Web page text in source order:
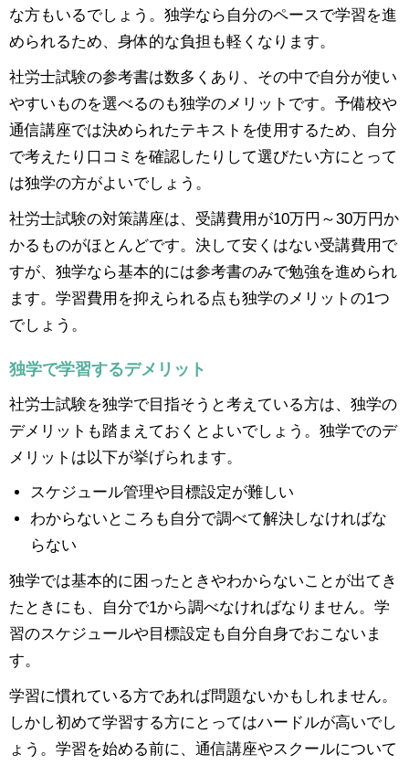
な方もいるでしょう。独学なら自分のペースで学習を進
められるため、身体的な負担も軽くなります。
社労士試験の参考書は数多くあり、その中で自分が使い
やすいものを選べるのも独学のメリットです。予備校や
通信講座では決められたテキストを使用するため、自分
で考えたり口コミを確認したりして選びたい方にとって
は独学の方がよいでしょう。
社労士試験の対策講座は、受講費用が10万円～30万円か
かるものがほとんどです。決して安くはない受講費用で
すが、独学なら基本的には参考書のみで勉強を進められ
ます。学習費用を抑えられる点も独学のメリットの1つ
でしょう。
独学で学習するデメリット
社労士試験を独学で目指そうと考えている方は、独学の
デメリットも踏まえておくとよいでしょう。独学でのデ
メリットは以下が挙げられます。
スケジュール管理や目標設定が難しい
わからないところも自分で調べて解決しなければな
らない
独学では基本的に困ったときやわからないことが出てき
たときにも、自分で1から調べなければなりません。学
習のスケジュールや目標設定も自分自身でおこないま
す。
学習に慣れている方であれば問題ないかもしれません。
しかし初めて学習する方にとってはハードルが高いでし
ょう。学習を始める前に、通信講座やスクールについて